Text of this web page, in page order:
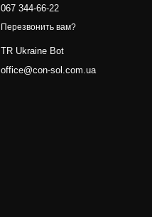
067 344-66-22
Перезвонить вам?
TR Ukraine Bot
office@con-sol.com.ua